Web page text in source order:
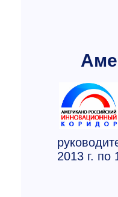
2013 г. по